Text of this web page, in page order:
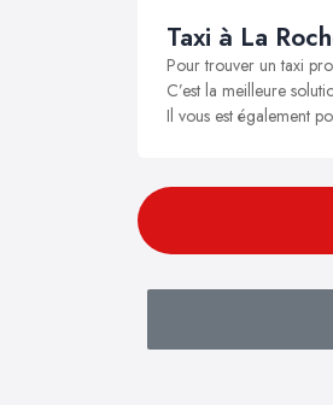
Taxi à La
Pour trouver un taxi
C’est la meilleure
Il vous est également